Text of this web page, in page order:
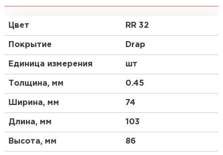
Цвет RR 32
Покрытие Drap
Единица измерения шт
Толщина, мм 0.45
Ширина, мм 74
Длина, мм 103
Высота, мм 86